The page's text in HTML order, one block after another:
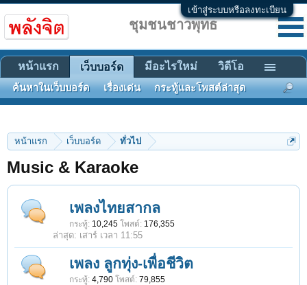
เข้าสู่ระบบหรือลงทะเบียน
หน้าแรก เว็บบอร์ด ทั่วไป
Music & Karaoke
เพลงไทยสากล
กระทู้: 10,245 โพสต์: 176,355
เสาร์ เวลา 11:55
เพลง ลูกทุ่ง-เพื่อชีวิต
กระทู้: 4,790 โพสต์: 79,855
ชุมชนชาวพุทธ
หน้าแรก เว็บบอร์ด
ค้นหาในเว็บบอร์ด เรื่องเด่น กระทู้และโพสต์ล่าสุด
มีอะไรใหม่ วิดีโอ